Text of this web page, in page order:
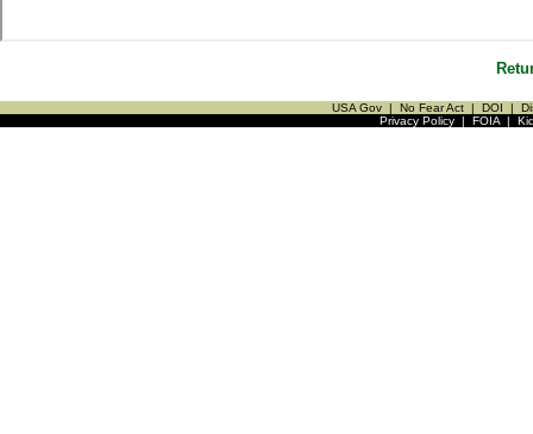
USA Gov | No Fear Act | DOI |
Privacy Policy| FOIA|